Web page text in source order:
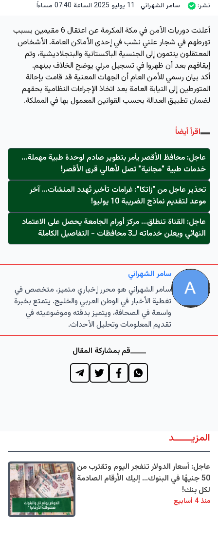
نشر: سامر الشهراني 11 يوليو 2025 الساعة 07:40 مساءاً
أعلنت دوريات الأمن في مكة المكرمة عن اعتقال 6 مقيمين بسبب
تورطهم في شجار علني نشب في إحدى الأماكن العامة. الأشخاص
المعتقلون ينتمون إلى الجنسية الباكستانية والبنجلاديشية، وتم
إيقافهم بعد أن ظهروا في تسجيل مرئي يوضح الخلاف بينهم.
أكد بيان رسمي للأمن العام أن الجهات المعنية قد قامت بإحالة
المتورطين إلى النيابة العامة بعد اتخاذ الإجراءات النظامية بحقهم
لضمان تطبيق العدالة بحسب القوانين المعمول بها في المملكة.
اقرأ أيضاً
عاجل: محافظ الأقصر يأمر بتطوير صادم لوحدة طبية مهملة...
خدمات طبية "مجانية" تصل لأهالي قرى الأقصر!
تحذير عاجل من "زاتكا": غرامات تأخير تُهدد المنشآت… آخر
موعد لتقديم نماذج الضريبة 10 يوليو!
عاجل: القناة تنطلق... مركز أورام الجامعة يحصل على الاعتماد
النهائي ويعلن خدماته لـ3 محافظات - التفاصيل الكاملة
سامر الشهراني
سامر الشهراني هو محرر إخباري متميز، متخصص في
تغطية الأخبار في الوطن العربي والخليج. يتمتع بخبرة
واسعة في الصحافة، ويتميز بدقته وموضوعيته في
تقديم المعلومات وتحليل الأحداث.
قم بمشاركة المقال
المزيــــــد
عاجل: أسعار الدولار تنفجر اليوم وتقترب من
50 جنيهًا في البنوك... إليك الأرقام الصادمة
لكل بنك!
منذ 4 أسابيع